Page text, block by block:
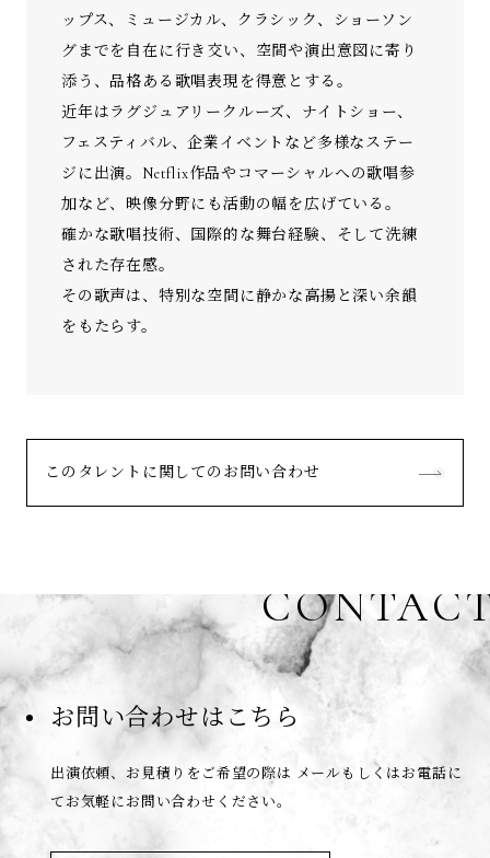
ップス、ミュージカル、クラシック、ショーソン
グまでを自在に行き交い、空間や演出意図に寄り
添う、品格ある歌唱表現を得意とする。
近年はラグジュアリークルーズ、ナイトショー、
フェスティバル、企業イベントなど多様なステー
ジに出演。Netflix作品やコマーシャルへの歌唱参
加など、映像分野にも活動の幅を広げている。
確かな歌唱技術、国際的な舞台経験、そして洗練
された存在感。
その歌声は、特別な空間に静かな高揚と深い余韻
をもたらす。
このタレントに関してのお問い合わせ
お問い合わせはこちら
出演依頼、お見積りをご希望の際は メールもしくはお電話に
てお気軽にお問い合わせください。